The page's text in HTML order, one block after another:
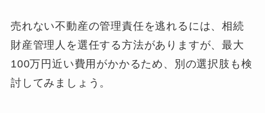
売れない不動産の管理責任を逃れるには、相続
財産管理人を選任する方法がありますが、最大
100万円近い費用がかかるため、別の選択肢も検
討してみましょう。